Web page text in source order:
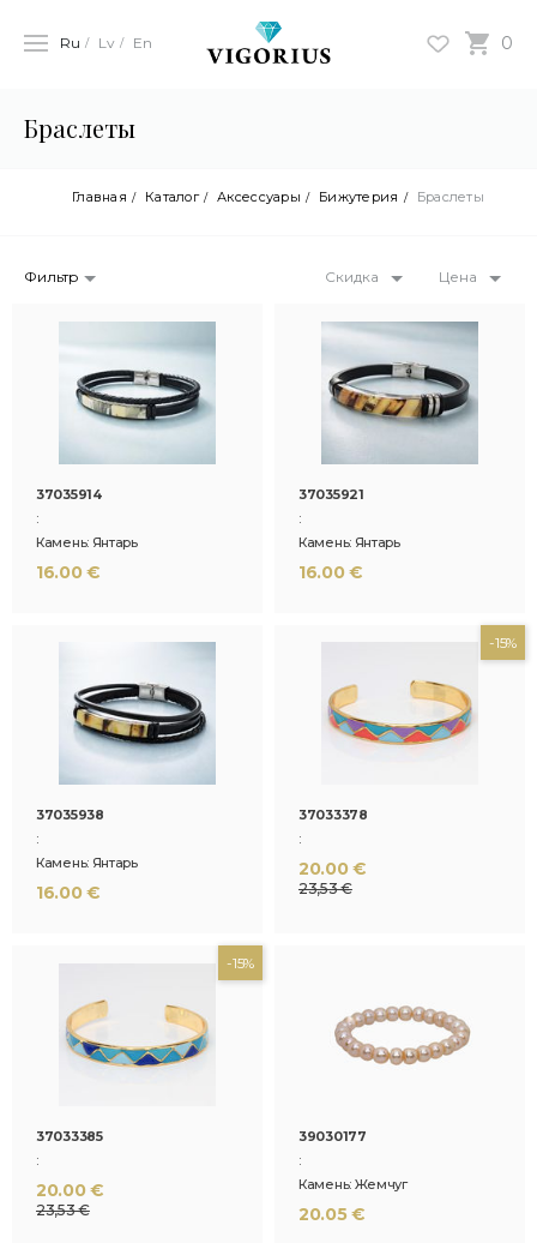
0
Ru Lv En
Браслеты
Главная Каталог Аксессуары Бижутерия Браслеты
Фильтр Скидка Цена
37035914
:
Камень: Янтарь
16.00 €
37035921
:
Камень: Янтарь
16.00 €
37035938
:
Камень: Янтарь
16.00 €
-15%
37033378
:
20.00 €
23,53 €
-15%
37033385
:
20.00 €
23,53 €
39030177
:
Камень: Жемчуг
20.05 €